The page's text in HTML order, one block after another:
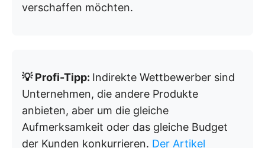
verschaffen möchten.
💡 Profi-Tipp: Indirekte Wettbewerber sind
Unternehmen, die andere Produkte
anbieten, aber um die gleiche
Aufmerksamkeit oder das gleiche Budget
der Kunden konkurrieren. Der Artikel